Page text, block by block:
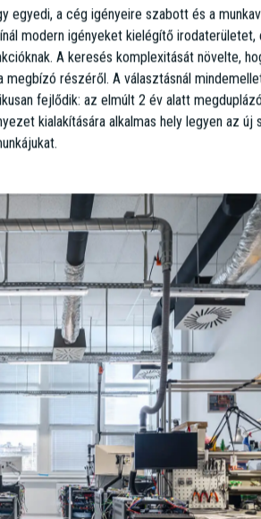
felkutatása
amellyel párhuzamosan a költözés
melyek mind a költözést
időre felmérve változó igényeiket és a
egyedi, a cég igényeire szabott és a
modern igényeket kielégítő irodaterületet,
A keresés komplexitását növelte,